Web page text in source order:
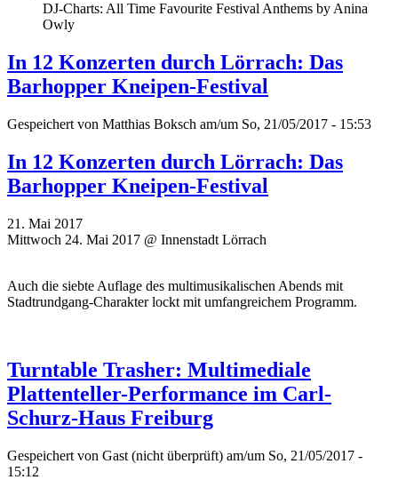
DJ-Charts: All Time Favourite Festival Anthems by Anina
Owly
In 12 Konzerten durch Lörrach: Das
Barhopper Kneipen-Festival
Gespeichert von Matthias Boksch am/um So, 21/05/2017 - 15:53
In 12 Konzerten durch Lörrach: Das
Barhopper Kneipen-Festival
21. Mai 2017
Mittwoch 24. Mai 2017 @ Innenstadt Lörrach
Auch die siebte Auflage des multimusikalischen Abends mit
Stadtrundgang-Charakter lockt mit umfangreichem Programm.
Turntable Trasher: Multimediale
Plattenteller-Performance im Carl-
Schurz-Haus Freiburg
Gespeichert von Gast (nicht überprüft) am/um So, 21/05/2017 -
15:12